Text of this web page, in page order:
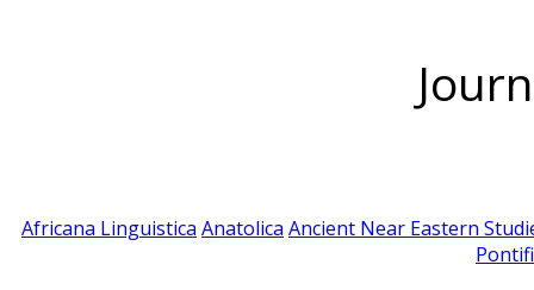
Africana Linguistica Anatolica Ancient Near Eastern